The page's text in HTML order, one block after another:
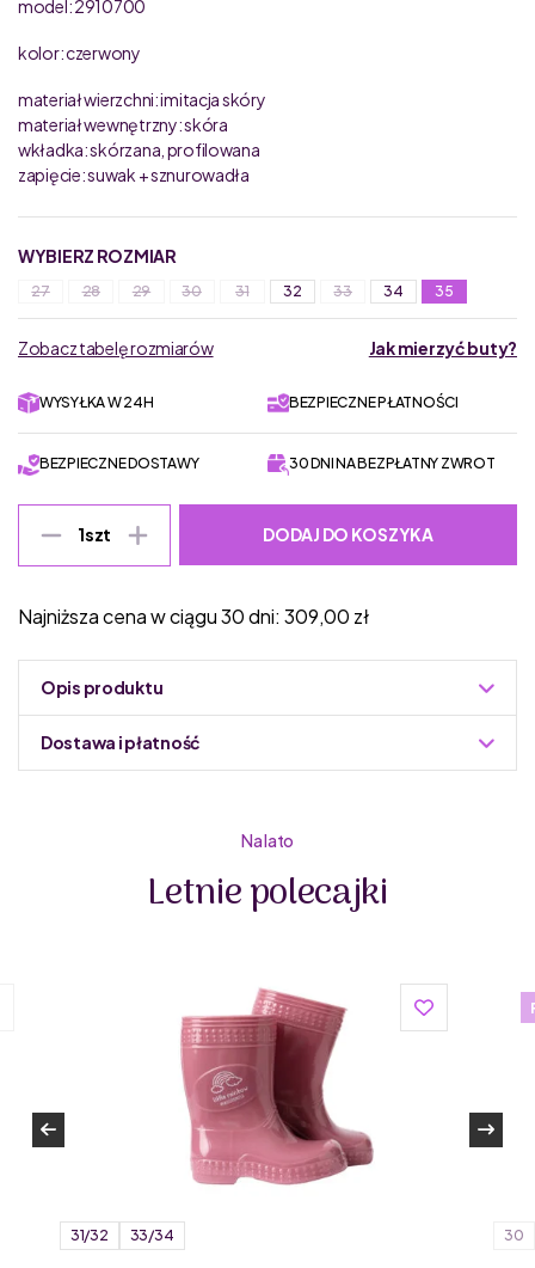
model: 2910700
kolor: czerwony
materiał wierzchni: imitacja skóry
materiał wewnętrzny: skóra
wkładka: skórzana, profilowana
zapięcie: suwak + sznurowadła
WYBIERZ ROZMIAR
27 28 29 30 31 32 33 34 35
Zobacz tabelę rozmiarów Jak mierzyć buty?
WYSYŁKA W 24H BEZPIECZNE PŁATNOŚCI
BEZPIECZNE DOSTAWY 30 DNI NA BEZPŁATNY ZWROT
1szt DODAJ DO KOSZYKA
Najniższa cena w ciągu 30 dni: 309,00 zł
Opis produktu
Primigi to włoska marka, która na rynku działa od 1976
roku. Primigi tworzy buty dla dzieci dopasowane do
różnych etapów rozwoju, w tym także buty dziecięce
barefoot. Włoscy projektanci butów dla dzieci z Primigi
tworzą obuwie z wysokiej jakości materiałów, z dbałością
o detale. Marka dba o środowisko – buty dla dzieci od
Primigi wykonane są z materiałów naturalnych oraz
pochodzących z recyklingu. Są elastyczne, lekkie, miękkie
wytrzymałe.
Buty dla dzieci Primigi mają specjalną podeszwę Flexible
Dostawa i płatność
Na lato
Letnie polecajki
31/32 33/34 30